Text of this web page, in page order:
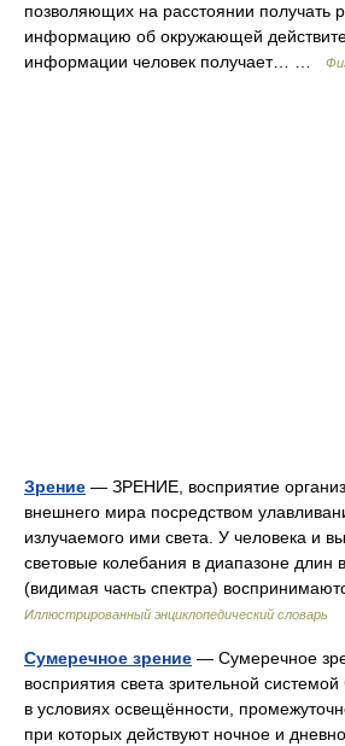
позволяющих на расстоянии получать
информацию об окружающей
информации человек получает… …
Зрение — ЗРЕНИЕ, восприятие
внешнего мира посредством
излучаемого ими света. У человека и
световые колебания в диапазоне длин
(видимая часть спектра)
Иллюстрированный энциклопедический словарь
Сумеречное зрение — Сумеречное
восприятия света зрительной
в условиях освещённости,
при которых действуют ночное и